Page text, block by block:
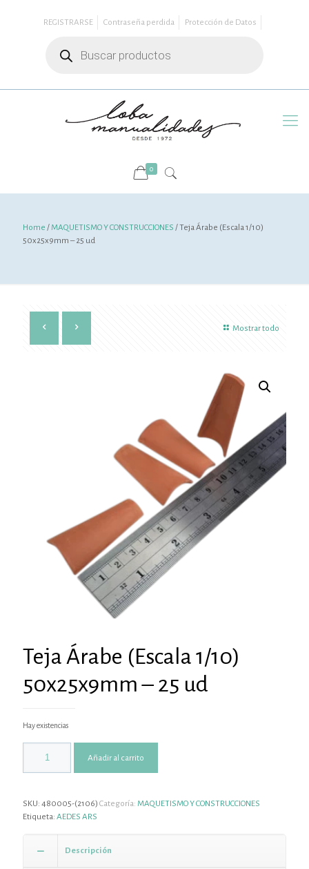
REGISTRARSE Contraseña perdida
Protección de Datos
productos
0
Home /MAQUETISMO Y CONSTRUCCIONES / Teja Árabe (Escala 1/10)
50x25x9mm – 25 ud
Mostrar todo
Teja Árabe (Escala 1/10)
50x25x9mm – 25 ud
Hay existencias
Añadir al carrito
SKU: 480005-(2106) Categoría: MAQUETISMO Y CONSTRUCCIONES
Etiqueta: AEDES ARS
Descripción